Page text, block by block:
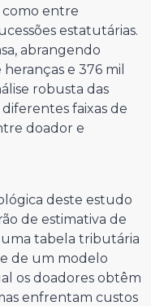
como entre
estatutárias.
abrangendo
e 376 mil
robusta das
faixas de
doador e
deste estudo
de estimativa de
tabela tributária
de um modelo
os doadores obtêm
enfrentam custos